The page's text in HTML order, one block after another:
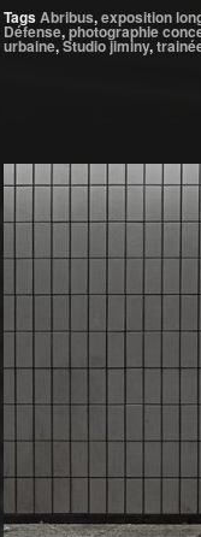
TagsAbribus,exposition
Défense,photographie
urbaine,Studio jiminy,